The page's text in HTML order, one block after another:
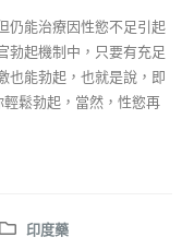
仍能治療因性慾不足引起
勃起機制中，只要有充足
也能勃起，也就是說，即
鬆勃起，當然，性慾再
印度藥